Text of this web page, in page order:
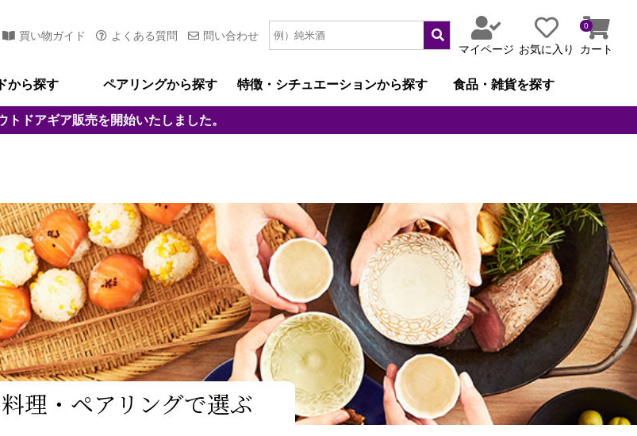
買い物ガイド よくある質問
問い合わせ
マイページ お気に入り
0
カート
から探す ペアリングから探す 特徴・シチュエーションから探す 食品・雑貨を探す
トドアギア販売を開始いたしました。
理・ペアリングで選ぶ